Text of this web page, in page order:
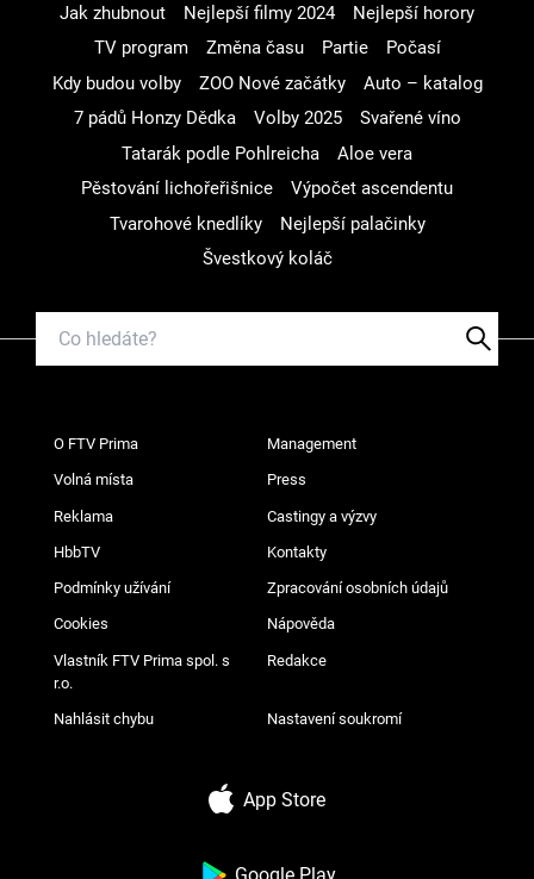
Jak zhubnout Nejlepší filmy 2024
Nejlepší horory
TV program
Změna času Partie
Počasí
Kdy budou volby
ZOO Nové začátky
Auto – katalog
7 pádů Honzy Dědka
Volby 2025
Svařené víno
Tatarák podle Pohlreicha
Aloe vera
Pěstování lichořeřišnice
Výpočet ascendentu
Tvarohové knedlíky
Nejlepší palačinky
Švestkový koláč
O FTV Prima Management
Volná místa Press
Reklama Castingy a výzvy
HbbTV Kontakty
Podmínky užívání Zpracování osobních údajů
Cookies Nápověda
Vlastník FTV Prima spol. s
r.o.
Redakce
Nahlásit chybu Nastavení soukromí
App Store